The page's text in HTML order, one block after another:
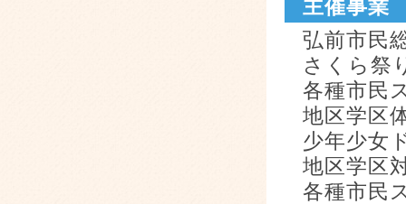
主催事業
弘前市民
さくら祭
各種市民
地区学区
少年少女
地区学区
各種市民